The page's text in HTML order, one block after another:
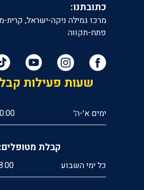
כתובתנו:
מרכז גמילה ניקה-ישראל, קרית-
פתח-תקווה
שעות פעילות
ימים א׳-ה׳ - 18:00
קבלת מטופלים:
כל ימי השבוע – 23:00